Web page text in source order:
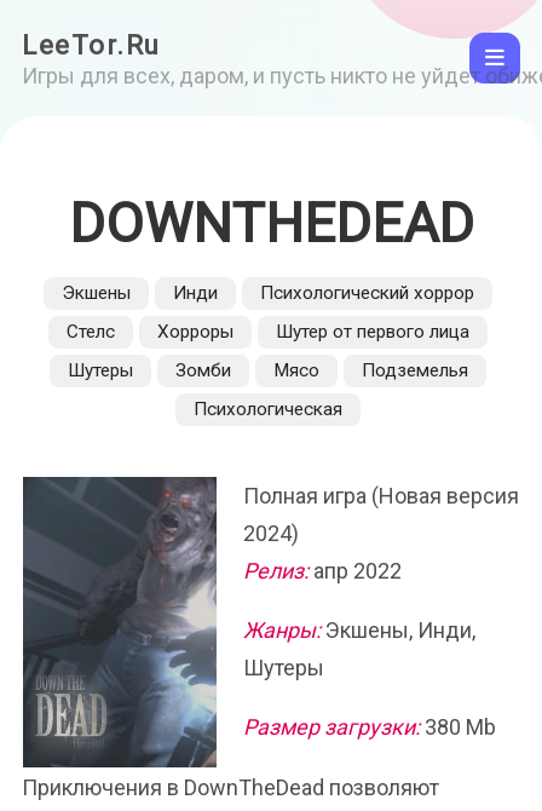
LeeTor.Ru
Игры для всех, даром, и пусть никто не уйдет
DOWNTHEDEAD
Экшены Инди
Психологический хоррор
Стелс
Хорроры
Шутер от первого лица
Шутеры
Зомби Мясо
Подземелья
Психологическая
Полная игра (Новая версия
2024)
Релиз:апр 2022
Жанры:Экшены, Инди,
Шутеры
Размер загрузки:380 Mb
Приключения в DownTheDead позволяют